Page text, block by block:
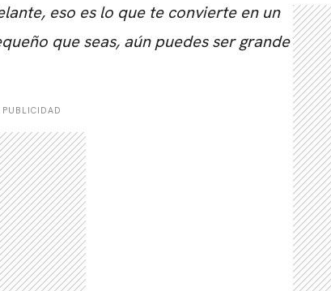
eso es lo que te convierte en un
que seas, aún puedes ser grande
CARREGANDO PUBLICIDADE